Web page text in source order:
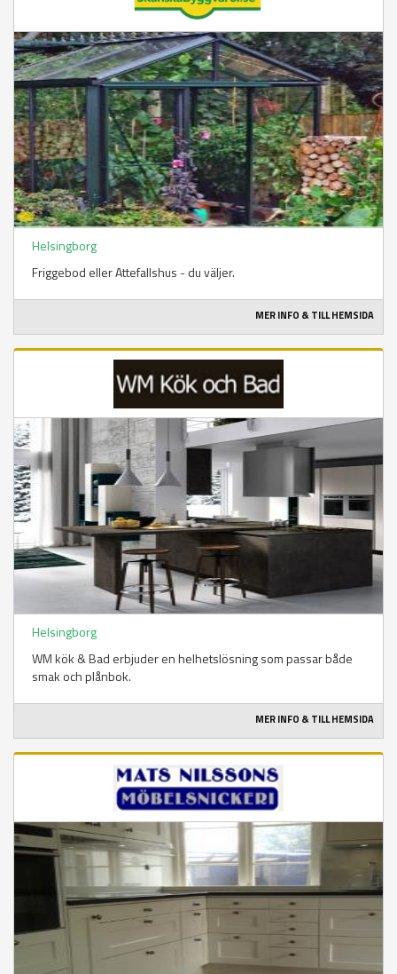
Helsingborg
Friggebod eller Attefallshus - du väljer.
MER INFO & TILL HEMSIDA
Helsingborg
WM kök & Bad erbjuder en helhetslösning som passar både
smak och plånbok.
MER INFO & TILL HEMSIDA